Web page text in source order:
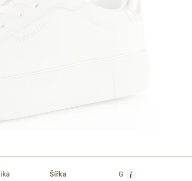
Šířka G i